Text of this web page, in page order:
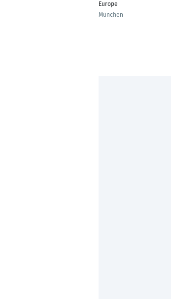
Europe
München